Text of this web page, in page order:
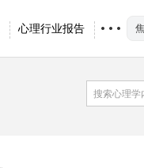
心理行业报告